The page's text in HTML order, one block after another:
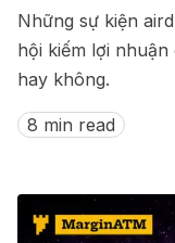
Những sự kiện
hội kiếm lợi
hay không.
8 min read